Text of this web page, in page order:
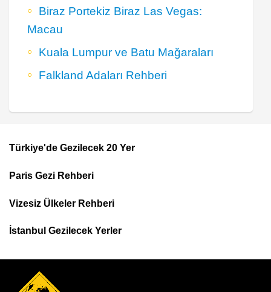
Biraz Portekiz Biraz Las Vegas:
Macau
Kuala Lumpur ve Batu Mağaraları
Falkland Adaları Rehberi
Top
Menu
Türkiye'de Gezilecek 20 Yer
Paris Gezi Rehberi
Vizesiz Ülkeler Rehberi
İstanbul Gezilecek Yerler